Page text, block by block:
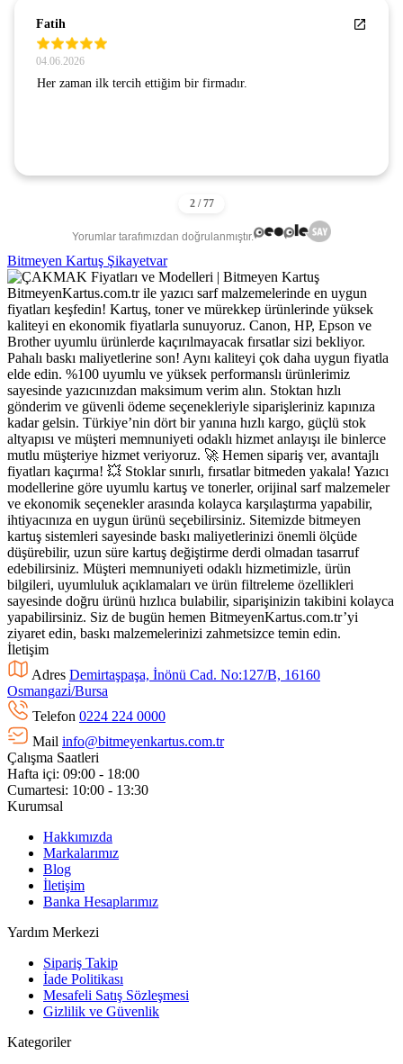
Fatih
04.06.2026
Her zaman ilk tercih ettiğim bir firmadır.
Yorumlar tarafımızdan doğrulanmıştır.
Bitmeyen Kartuş Şikayetvar
BitmeyenKartus.com.tr ile yazıcı sarf malzemelerinde en uygun
fiyatları keşfedin! Kartuş, toner ve mürekkep ürünlerinde yüksek
kaliteyi en ekonomik fiyatlarla sunuyoruz. Canon, HP, Epson ve
Brother uyumlu ürünlerde kaçırılmayacak fırsatlar sizi bekliyor.
Pahalı baskı maliyetlerine son! Aynı kaliteyi çok daha uygun fiyatla
elde edin. %100 uyumlu ve yüksek performanslı ürünlerimiz
sayesinde yazıcınızdan maksimum verim alın. Stoktan hızlı
gönderim ve güvenli ödeme seçenekleriyle siparişleriniz kapınıza
kadar gelsin. Türkiye’nin dört bir yanına hızlı kargo, güçlü stok
altyapısı ve müşteri memnuniyeti odaklı hizmet anlayışı ile binlerce
mutlu müşteriye hizmet veriyoruz. 🚀 Hemen sipariş ver, avantajlı
fiyatları kaçırma! 💥 Stoklar sınırlı, fırsatlar bitmeden yakala! Yazıcı
modellerine göre uyumlu kartuş ve tonerler, orijinal sarf malzemeler
ve ekonomik seçenekler arasında kolayca karşılaştırma yapabilir,
ihtiyacınıza en uygun ürünü seçebilirsiniz. Sitemizde bitmeyen
kartuş sistemleri sayesinde baskı maliyetlerinizi önemli ölçüde
düşürebilir, uzun süre kartuş değiştirme derdi olmadan tasarruf
edebilirsiniz. Müşteri memnuniyeti odaklı hizmetimizle, ürün
bilgileri, uyumluluk açıklamaları ve ürün filtreleme özellikleri
sayesinde doğru ürünü hızlıca bulabilir, siparişinizin takibini kolayca
yapabilirsiniz. Siz de bugün hemen BitmeyenKartus.com.tr’yi
ziyaret edin, baskı malzemelerinizi zahmetsizce temin edin.
İletişim
Adres Demirtaşpaşa, İnönü Cad. No:127/B, 16160
Osmangazi̇/Bursa
Telefon 0224 224 0000
Mail info@bitmeyenkartus.com.tr
Çalışma Saatleri
Hafta içi: 09:00 - 18:00
Cumartesi: 10:00 - 13:30
Kurumsal
Hakkımızda
Markalarımız
Blog
İletişim
Banka Hesaplarımız
Yardım Merkezi
Sipariş Takip
İade Politikası
Mesafeli Satış Sözleşmesi
Gizlilik ve Güvenlik
Kategoriler